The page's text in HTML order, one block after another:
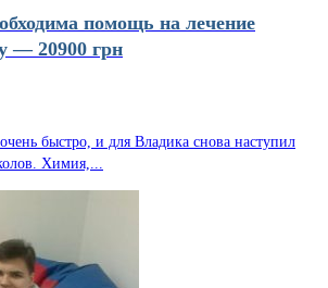
помощь на лечение
— 20900 грн
быстро, и для Владика снова наступил
Химия,...